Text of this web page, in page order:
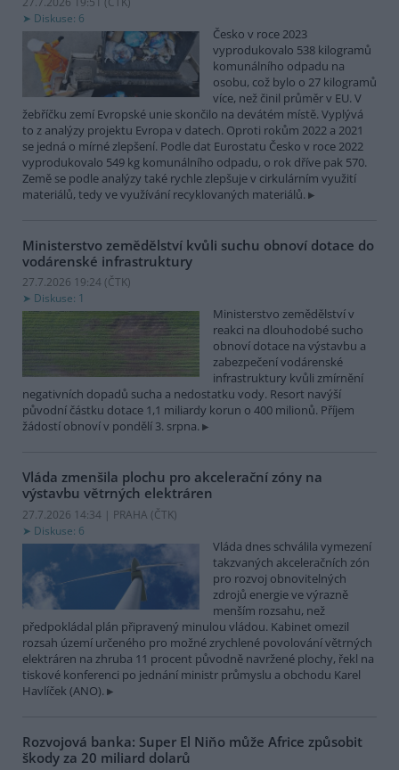
Diskuse: 6
Česko v roce 2023
vyprodukovalo 538 kilogramů
komunálního odpadu na
osobu, což bylo o 27 kilogramů
více, než činil průměr v EU. V
žebříčku zemí Evropské unie skončilo na devátém místě. Vyplývá
to z analýzy projektu Evropa v datech. Oproti rokům 2022 a 2021
se jedná o mírné zlepšení. Podle dat Eurostatu Česko v roce 2022
vyprodukovalo 549 kg komunálního odpadu, o rok dříve pak 570.
Země se podle analýzy také rychle zlepšuje v cirkulárním využití
materiálů, tedy ve využívání recyklovaných materiálů.
Ministerstvo zemědělství kvůli suchu obnoví dotace do
vodárenské infrastruktury
27.7.2026 19:24 (ČTK)
Diskuse: 1
Ministerstvo zemědělství v
reakci na dlouhodobé sucho
obnoví dotace na výstavbu a
zabezpečení vodárenské
infrastruktury kvůli zmírnění
negativních dopadů sucha a nedostatku vody. Resort navýší
původní částku dotace 1,1 miliardy korun o 400 milionů. Příjem
žádostí obnoví v pondělí 3. srpna.
Vláda zmenšila plochu pro akcelerační zóny na
výstavbu větrných elektráren
27.7.2026 14:34 | PRAHA (ČTK)
Diskuse: 6
Vláda dnes schválila vymezení
takzvaných akceleračních zón
pro rozvoj obnovitelných
zdrojů energie ve výrazně
menším rozsahu, než
předpokládal plán připravený minulou vládou. Kabinet omezil
rozsah území určeného pro možné zrychlené povolování větrných
elektráren na zhruba 11 procent původně navržené plochy, řekl na
tiskové konferenci po jednání ministr průmyslu a obchodu Karel
Havlíček (ANO).
Rozvojová banka: Super El Niňo může Africe způsobit
škody za 20 miliard dolarů